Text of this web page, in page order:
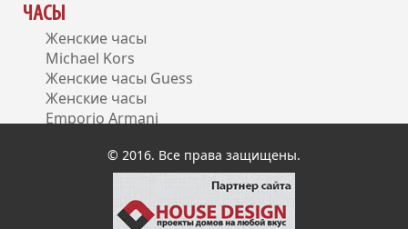
ЧАСЫ
Женские часы
Michael Kors
Женские часы Guess
Женские часы
Emporio Armani
© 2016. Все права защищены.